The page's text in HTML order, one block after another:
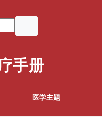
手册
医学主题